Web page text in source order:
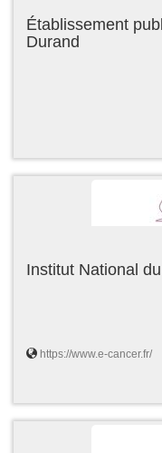
Établissement
Durand
Institut National
https://www.e-cancer.fr/